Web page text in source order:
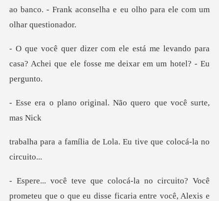
ao banco.
e levando para
casa? Achei que ele fos
iginal. Não quero que
de Lola. Eu tive que c
teu que o que eu disse ficaria entre você, Alexis e